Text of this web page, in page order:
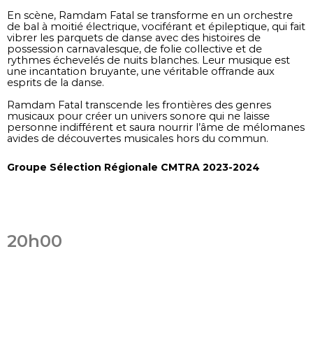
En scène, Ramdam Fatal se transforme en un orchestre
de bal à moitié électrique, vociférant et épileptique, qui fait
vibrer les parquets de danse avec des histoires de
possession carnavalesque, de folie collective et de
rythmes échevelés de nuits blanches. Leur musique est
une incantation bruyante, une véritable offrande aux
esprits de la danse.
Ramdam Fatal transcende les frontières des genres
musicaux pour créer un univers sonore qui ne laisse
personne indifférent et saura nourrir l’âme de mélomanes
avides de découvertes musicales hors du commun.
Groupe Sélection Régionale CMTRA 2023-2024
20h00